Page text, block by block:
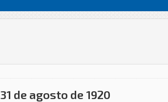
31 de agosto de 1920